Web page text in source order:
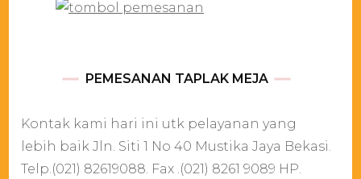
PEMESANAN TAPLAK MEJA
Kontak kami hari ini utk pelayanan yang
lebih baik Jln. Siti 1 No 40 Mustika Jaya Bekasi.
Telp.(021) 82619088. Fax .(021) 8261 9089 HP.